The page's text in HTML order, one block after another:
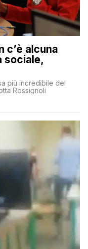
c’è alcuna
sociale,
più incredibile del
Rossignoli